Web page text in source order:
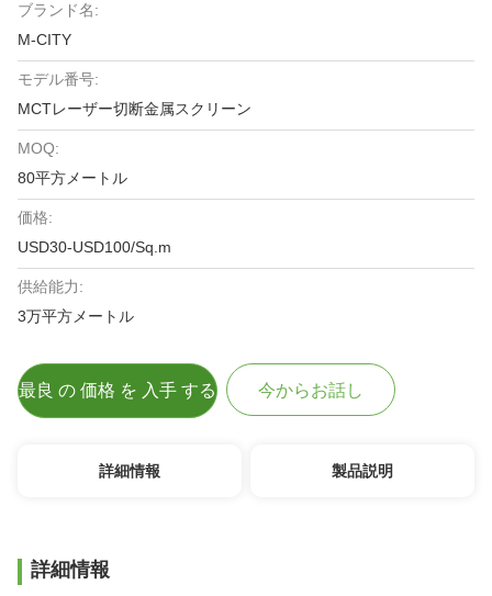
ブランド名:
M-CITY
モデル番号:
MCTレーザー切断金属スクリーン
MOQ:
80平方メートル
価格:
USD30-USD100/Sq.m
供給能力:
3万平方メートル
最良 の 価格 を 入手 する 今からお話し
詳細情報 製品説明
詳細情報